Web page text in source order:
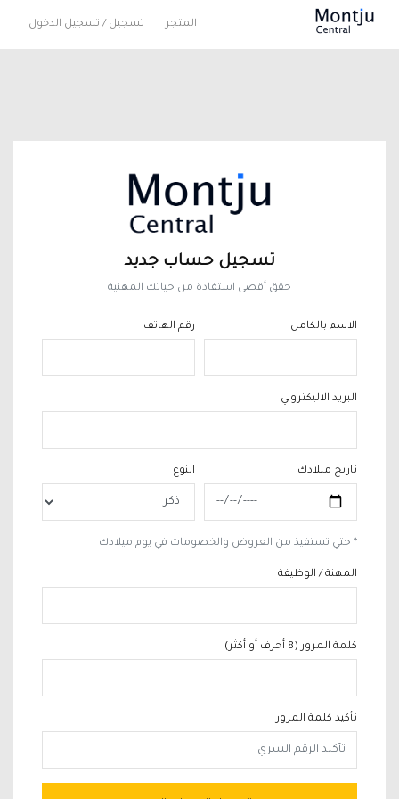
المتجر تسجيل / تسجيل الدخول
تسجيل حساب جديد
حقق أقصى استفادة من حياتك المهنية
الاسم بالكامل رقم الهاتف
البريد الاليكتروني
تاريخ ميلادك النوع
* حتي تستفيذ من العروض والخصومات في يوم ميلادك
المهنة / الوظيفة
كلمة المرور (8 أحرف أو أكثر)
تأكيد كلمة المرور